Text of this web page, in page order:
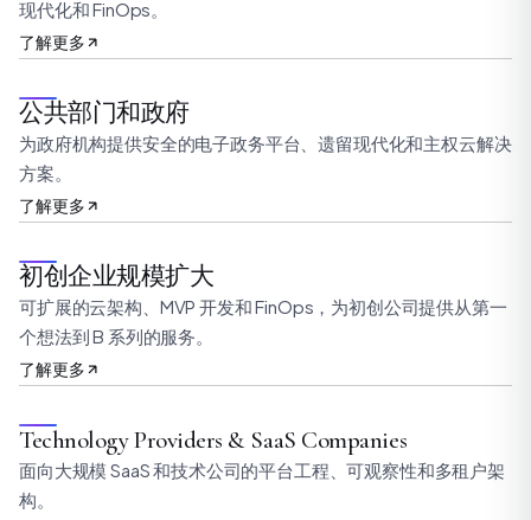
现代化和 FinOps。
了解更多
公共部门和政府
为政府机构提供安全的电子政务平台、遗留现代化和主权云解决
方案。
了解更多
初创企业规模扩大
可扩展的云架构、MVP 开发和 FinOps，为初创公司提供从第一
个想法到 B 系列的服务。
了解更多
Technology Providers & SaaS Companies
面向大规模 SaaS 和技术公司的平台工程、可观察性和多租户架
构。